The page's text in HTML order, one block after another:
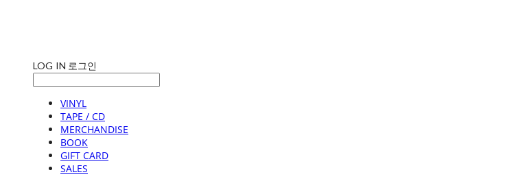
LOG IN 로그인
VINYL
TAPE / CD
MERCHANDISE
BOOK
GIFT CARD
SALES